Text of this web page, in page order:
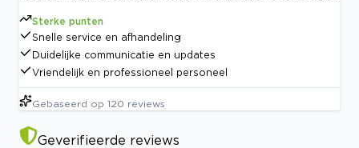
Sterke punten
Snelle service en afhandeling
Duidelijke communicatie en updates
Vriendelijk en professioneel personeel
Gebaseerd op 120 reviews
Geverifieerde reviews